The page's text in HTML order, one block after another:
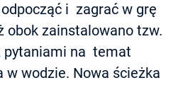
i zagrać w grę
obok zainstalowano tzw.
pytaniami na temat
w wodzie. Nowa ścieżka